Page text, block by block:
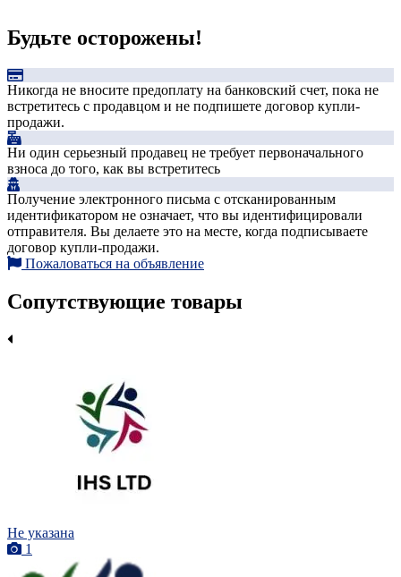
Будьте осторожены!
Никогда не вносите предоплату на банковский счет, пока не
встретитесь с продавцом и не подпишете договор купли-
продажи.
Ни один серьезный продавец не требует первоначального
взноса до того, как вы встретитесь
Получение электронного письма с отсканированным
идентификатором не означает, что вы идентифицировали
отправителя. Вы делаете это на месте, когда подписываете
договор купли-продажи.
Пожаловаться на объявление
Сопутствующие товары
Не указана
1